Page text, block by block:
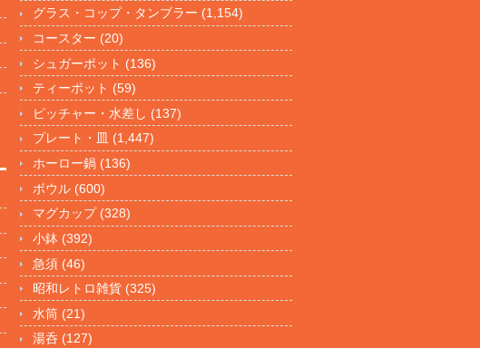
グラス・コップ・タンブラー (1,154)
コースター (20)
シュガーポット (136)
ティーポット (59)
ピッチャー・水差し (137)
プレート・皿 (1,447)
ホーロー鍋 (136)
ボウル (600)
マグカップ(328)
小鉢 (392)
急須 (46)
昭和レトロ雑貨 (325)
水筒 (21)
湯呑 (127)